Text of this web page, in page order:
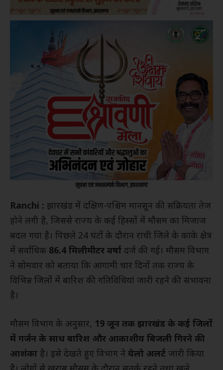
Ranchi : झारखंड में दक्षिण-पश्चिम मानसून की सक्रियता तेज
होने लगी है, जिससे राज्य के कई हिस्सों में मौसम का मिजाज
बदल गया है। पिछले 24 घंटों के दौरान रांची जिले के कांके क्षेत्र
में सर्वाधिक 86.4 मिलीमीटर वर्षा दर्ज की गई। मौसम विभाग
ने सोमवार को बताया कि आगामी चार दिनों तक राज्य के
विभिन्न जिलों में बारिश की गतिविधियां जारी रहने की संभावना
है।
मौसम विभाग के अनुसार, 19 जून तक झारखंड के कई जिलों
में गर्जन के साथ बारिश और आकाशीय बिजली गिरने की
आशंका है। इसे देखते हुए विभाग ने येलो अलर्ट जारी किया